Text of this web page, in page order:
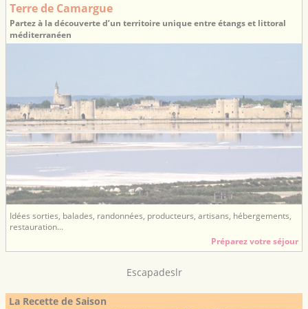
Terre de Camargue
Partez à la découverte d’un territoire unique entre étangs et littoral
méditerranéen
Idées sorties, balades, randonnées, producteurs, artisans, hébergements,
restauration...
Préparez votre séjour
Escapadeslr
La Recette de Saison